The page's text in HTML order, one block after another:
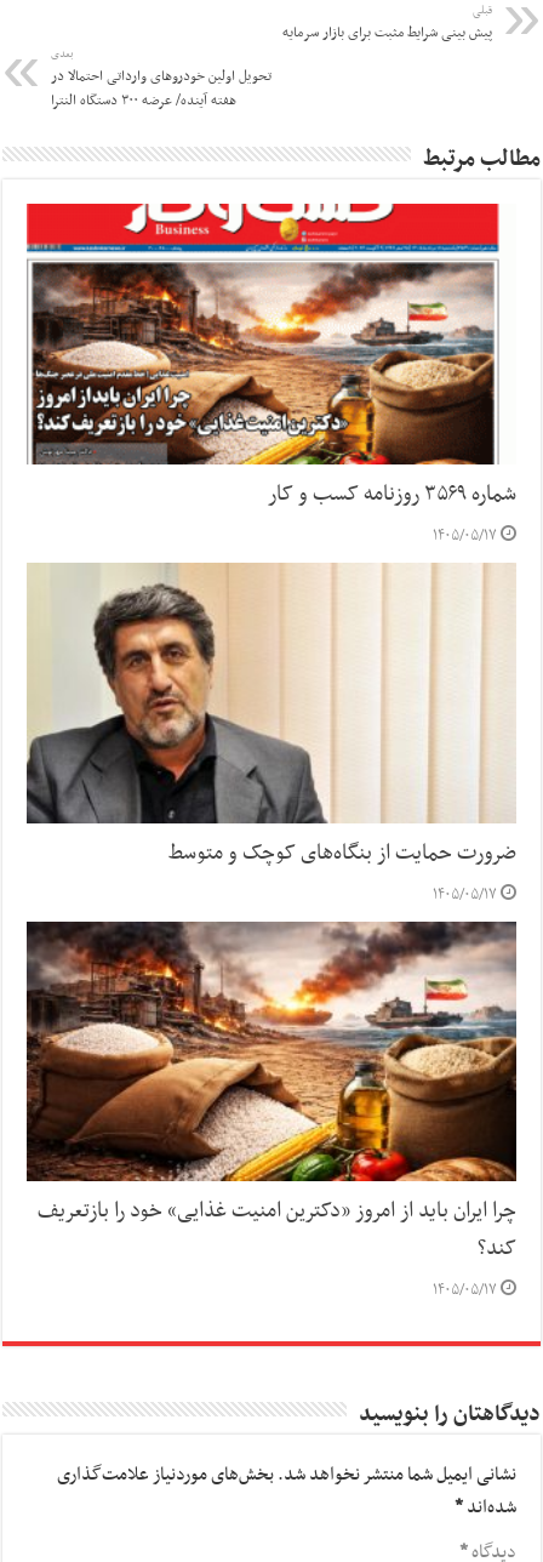
قبلی
پیش بینی شرایط مثبت برای بازار سرمایه
بعدی
تحویل اولین خودروهای وارداتی احتمالا در
هفته آینده/ عرضه ۳۰۰ دستگاه النترا
مطالب مرتبط
شماره ۳۵۶۹ روزنامه کسب و کار
۱۴۰۵/۰۵/۱۷
ضرورت حمایت از بنگاه‌های کوچک و متوسط
۱۴۰۵/۰۵/۱۷
چرا ایران باید از امروز «دکترین امنیت غذایی» خود را بازتعریف
کند؟
۱۴۰۵/۰۵/۱۷
دیدگاهتان را بنویسید
نشانی ایمیل شما منتشر نخواهد شد.بخش‌های موردنیاز علامت‌گذاری
شده‌اند*
دیدگاه*